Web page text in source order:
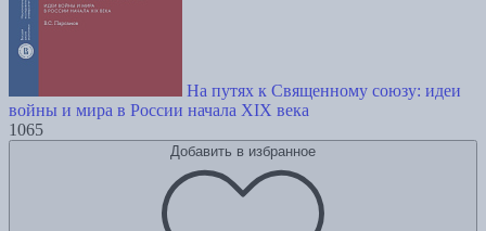
На путях к Священному союзу: идеи
войны и мира в России начала XIX века
1065
Добавить в избранное